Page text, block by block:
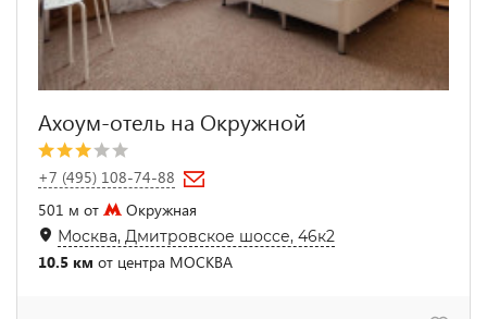
Ахоум-отель на Окружной
+7 (495) 108-74-88
501 м от
Окружная
Москва, Дмитровское шоссе, 46к2
10.5 км от центра МОСКВА